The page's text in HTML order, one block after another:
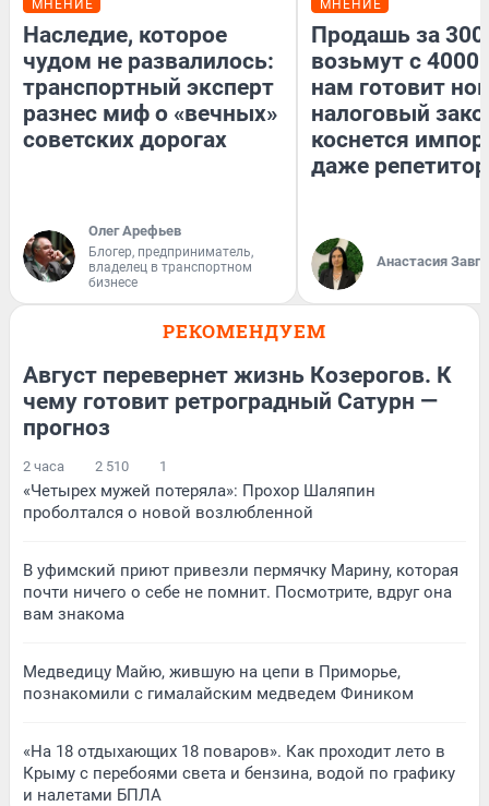
МНЕНИЕ
Наследие, которое
чудом не развалилось:
транспортный эксперт
разнес миф о «вечных»
советских дорогах
Олег Арефьев
Блогер, предприниматель,
владелец в транспортном
бизнесе
МНЕНИЕ
Продашь за
возьмут с
нам готовит
налоговый
коснется
даже
Анастасия
РЕКОМЕНДУЕМ
Август перевернет жизнь Козерогов. К
чему готовит ретроградный Сатурн —
прогноз
2 часа 2 510 1
«Четырех мужей потеряла»: Прохор Шаляпин
проболтался о новой возлюбленной
В уфимский приют привезли пермячку Марину, которая
почти ничего о себе не помнит. Посмотрите, вдруг она
вам знакома
Медведицу Майю, жившую на цепи в Приморье,
познакомили с гималайским медведем Фиником
«На 18 отдыхающих 18 поваров». Как проходит лето в
Крыму с перебоями света и бензина, водой по графику
и налетами БПЛА